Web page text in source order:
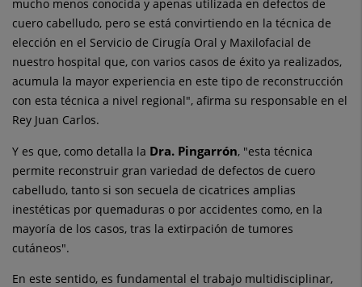
mucho menos conocida y apenas utilizada en defectos de
cuero cabelludo, pero se está convirtiendo en la técnica de
elección en el Servicio de Cirugía Oral y Maxilofacial de
nuestro hospital que, con varios casos de éxito ya realizados,
acumula la mayor experiencia en este tipo de reconstrucción
con esta técnica a nivel regional", afirma su responsable en el
Rey Juan Carlos.
Y es que, como detalla la Dra. Pingarrón, "esta técnica
permite reconstruir gran variedad de defectos de cuero
cabelludo, tanto si son secuela de cicatrices amplias
inestéticas por quemaduras o por accidentes como, en la
mayoría de los casos, tras la extirpación de tumores
cutáneos".
En este sentido, es fundamental el trabajo multidisciplinar,